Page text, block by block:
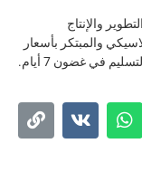
والإنتاج
الدنيم الكلاسيكي والمبتكر بأسعار
في غضون 7 أيام.